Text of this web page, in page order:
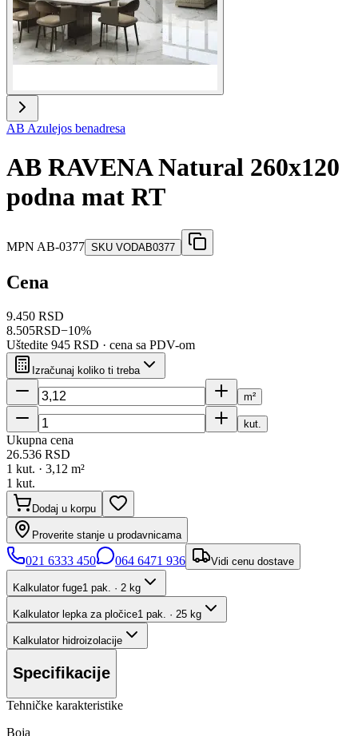
AB Azulejos benadresa
AB RAVENA Natural 260x120
podna mat RT
MPN AB-0377 SKU VODAB0377
Cena
9.450 RSD
8.505RSD−10%
Uštedite 945 RSD · cena sa PDV-om
Izračunaj koliko ti treba
m²
kut.
Ukupna cena
26.536 RSD
1 kut. · 3,12 m²
1 kut.
Dodaj u korpu
Proverite stanje u prodavnicama
021 6333 450 064 6471 936 Vidi cenu dostave
Kalkulator fuge1 pak. · 2 kg
Kalkulator lepka za pločice1 pak. · 25 kg
Kalkulator hidroizolacije
Specifikacije
Tehničke karakteristike
Boja